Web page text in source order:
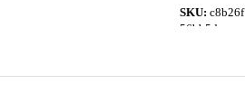
SKU: c8b26f
56bb5d